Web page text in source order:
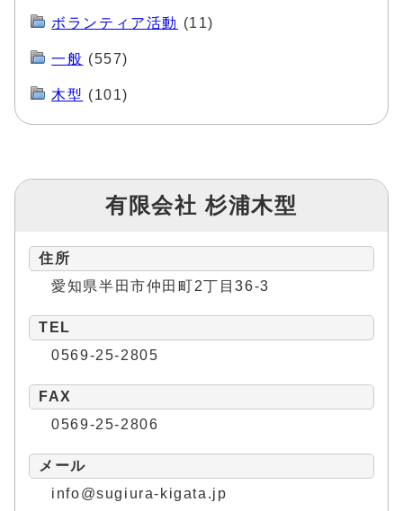
ボランティア活動 (11)
一般 (557)
木型 (101)
有限会社 杉浦木型
住所
愛知県半田市仲田町2丁目36-3
TEL
0569-25-2805
FAX
0569-25-2806
メール
info@sugiura-kigata.jp